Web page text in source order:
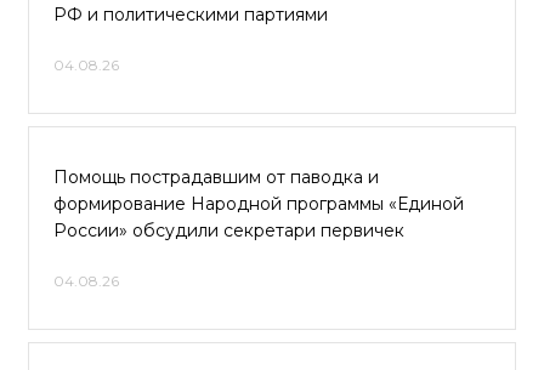
РФ и политическими партиями
04.08.26
Помощь пострадавшим от паводка и
формирование Народной программы «Единой
России» обсудили секретари первичек
04.08.26